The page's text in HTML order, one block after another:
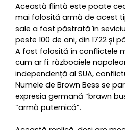
Această flintă este poate
mai folosită armă de acest
sale a fost păstrată în
peste 100 de ani, din 1722 și
A fost folosită în conflictele
cum ar fi: războaiele
independență al SUA,
Numele de Brown Bess se
expresia germană “brawn
“armă puternică”.